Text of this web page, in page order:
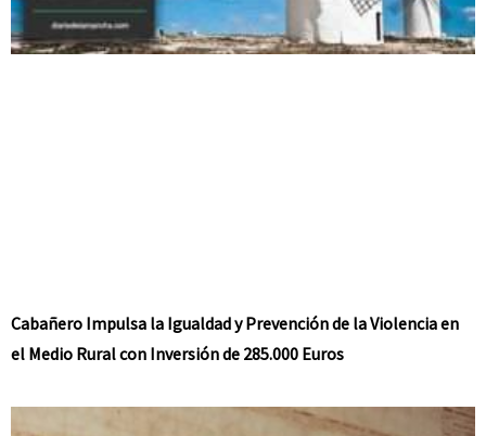
Cabañero Impulsa la Igualdad y Prevención de la Violencia en
el Medio Rural con Inversión de 285.000 Euros